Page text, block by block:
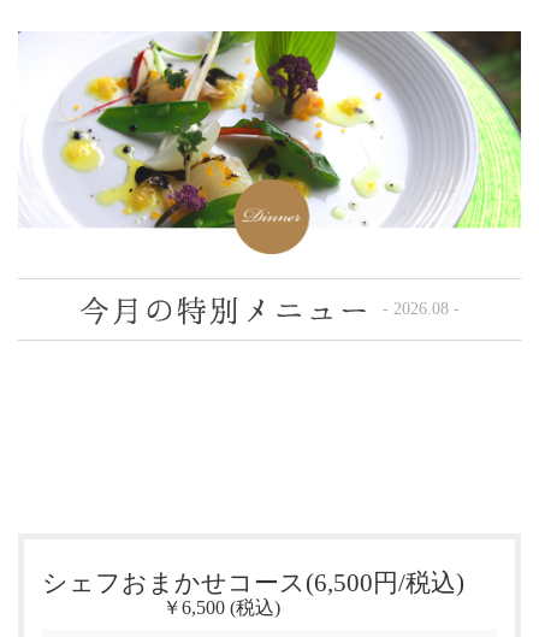
- 2026.08 -
シェフおまかせコース(6,500円/税込)
￥6,500 (税込)